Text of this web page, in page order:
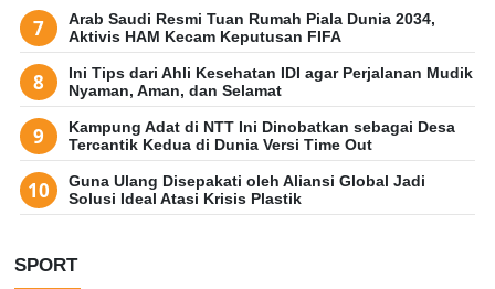
Arab Saudi Resmi Tuan Rumah Piala Dunia 2034,
Aktivis HAM Kecam Keputusan FIFA
Ini Tips dari Ahli Kesehatan IDI agar Perjalanan Mudik
Nyaman, Aman, dan Selamat
Kampung Adat di NTT Ini Dinobatkan sebagai Desa
Tercantik Kedua di Dunia Versi Time Out
Guna Ulang Disepakati oleh Aliansi Global Jadi
Solusi Ideal Atasi Krisis Plastik
SPORT